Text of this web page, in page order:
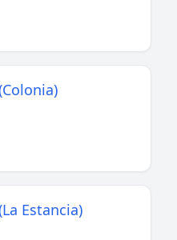
Estancia)